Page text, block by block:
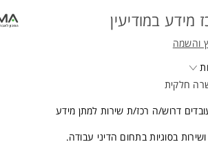
מידע במודיעין
והשמה
חלקית
דרוש/ה רכז/ת שירות למתן מידע
בסוגיות בתחום הדיני עבודה.
אפשרות למשרה חלקית / מלאה.